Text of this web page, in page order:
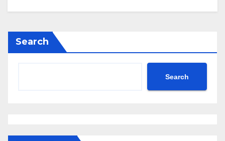
Search
Search